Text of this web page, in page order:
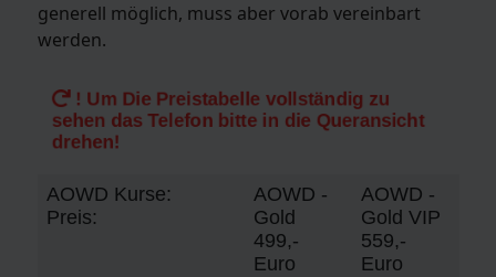
generell möglich, muss aber vorab vereinbart
werden.
! Um Die Preistabelle vollständig zu
sehen das Telefon bitte in die Queransicht
drehen!
AOWD Kurse:
Preis:
AOWD -
Gold
499,-
Euro
AOWD -
Gold VIP
559,-
Euro